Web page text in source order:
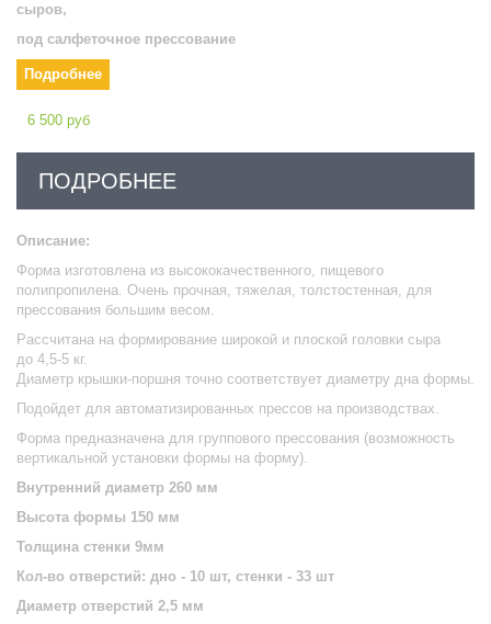
сыров,
под салфеточное прессование
Подробнее
6 500 руб
ПОДРОБНЕЕ
Описание:
Форма изготовлена из высококачественного, пищевого
полипропилена. Очень прочная, тяжелая, толстостенная, для
прессования большим весом.
Рассчитана на формирование широкой и плоской головки сыра
до 4,5-5 кг.
Диаметр крышки-поршня точно соответствует диаметру дна формы.
Подойдет для автоматизированных прессов на производствах.
Форма предназначена для группового прессования (возможность
вертикальной установки формы на форму).
Внутренний диаметр 260 мм
Высота формы 150 мм
Толщина стенки 9мм
Кол-во отверстий: дно - 10 шт, стенки - 33 шт
Диаметр отверстий 2,5 мм